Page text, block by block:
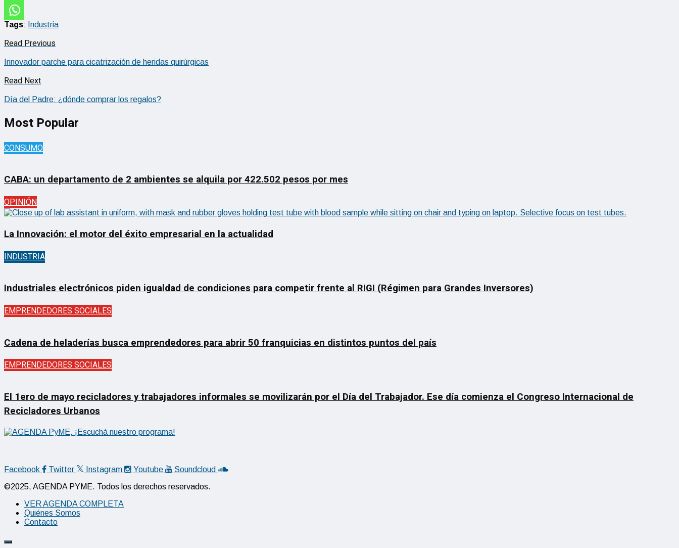
Tags: Industria
Read Previous
Innovador parche para cicatrización de heridas quirúrgicas
Read Next
Día del Padre: ¿dónde comprar los regalos?
Most Popular
CONSUMO
CABA: un departamento de 2 ambientes se alquila por 422.502 pesos por mes
OPINIÓN
La Innovación: el motor del éxito empresarial en la actualidad
INDUSTRIA
Industriales electrónicos piden igualdad de condiciones para competir frente al RIGI (Régimen para Grandes Inversores)
EMPRENDEDORES SOCIALES
Cadena de heladerías busca emprendedores para abrir 50 franquicias en distintos puntos del país
EMPRENDEDORES SOCIALES
El 1ero de mayo recicladores y trabajadores informales se movilizarán por el Día del Trabajador. Ese día comienza el Congreso Internacional de
Recicladores Urbanos
Facebook Twitter Instagram Youtube
Soundcloud
©2025, AGENDA PYME. Todos los derechos reservados.
VER AGENDA COMPLETA
Quiénes Somos
Contacto